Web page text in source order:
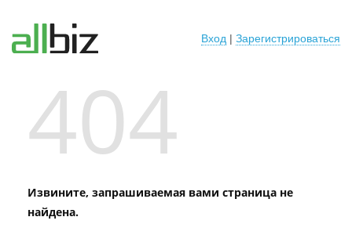
Вход | Зарегистрироваться
404
Извините, запрашиваемая вами страница не
найдена.